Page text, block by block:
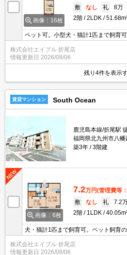
画像：16枚
敷
なし 礼
8万
2階
2LDK
ペット可。小型犬・猫計1匹まで飼育
ン付き。追焚給湯。保証会社加入要(
月)。
株式会社エイブル 折尾店
情報更新日 2026/08/06
残り4件を表示
賃貸マンション South Ocean
鹿児島本線/折尾駅
福岡県北九州市八幡
築3年
3階建
画像：6枚
7.2万円(管理費等
敷
なし 礼
7.2
2階
1LDK
犬・猫計1匹まで飼育可。ペット飼育
トロック。
株式会社エイブル 折尾店
情報更新日 2026/08/06